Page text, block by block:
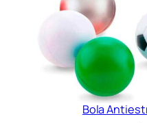
Bola